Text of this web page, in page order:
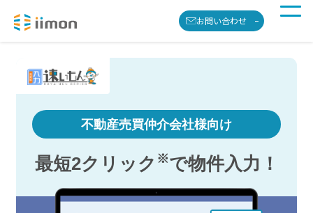
お問い合わせ
不動産売買仲介会社様向け
最短2クリック ※で物件入力！